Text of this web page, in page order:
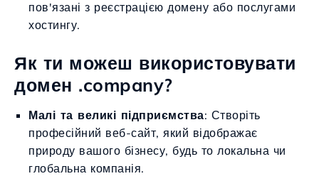
пов'язані з реєстрацією домену або послугами
хостингу.
Як ти можеш використовувати
домен .company?
Малі та великі підприємства: Створіть
професійний веб-сайт, який відображає
природу вашого бізнесу, будь то локальна чи
глобальна компанія.